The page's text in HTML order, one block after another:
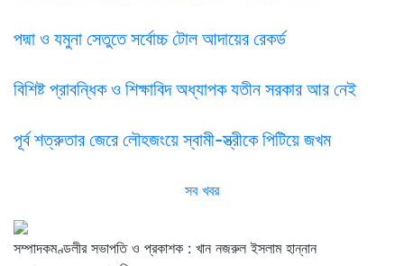
পদ্মা ও যমুনা সেতুতে সর্বোচ্চ টোল আদায়ের রেকর্ড
বিশিষ্ট প্রাবন্ধিক ও শিক্ষাবিদ অধ্যাপক যতীন সরকার আর নেই
পূর্ব শত্রুতার জেরে লৌহজংয়ে স্বামী-স্ত্রীকে পিটিয়ে জখম
সব খবর
সম্পাদকমণ্ডলীর সভাপতি ও প্রকাশক : খান নজরুল ইসলাম হান্নান